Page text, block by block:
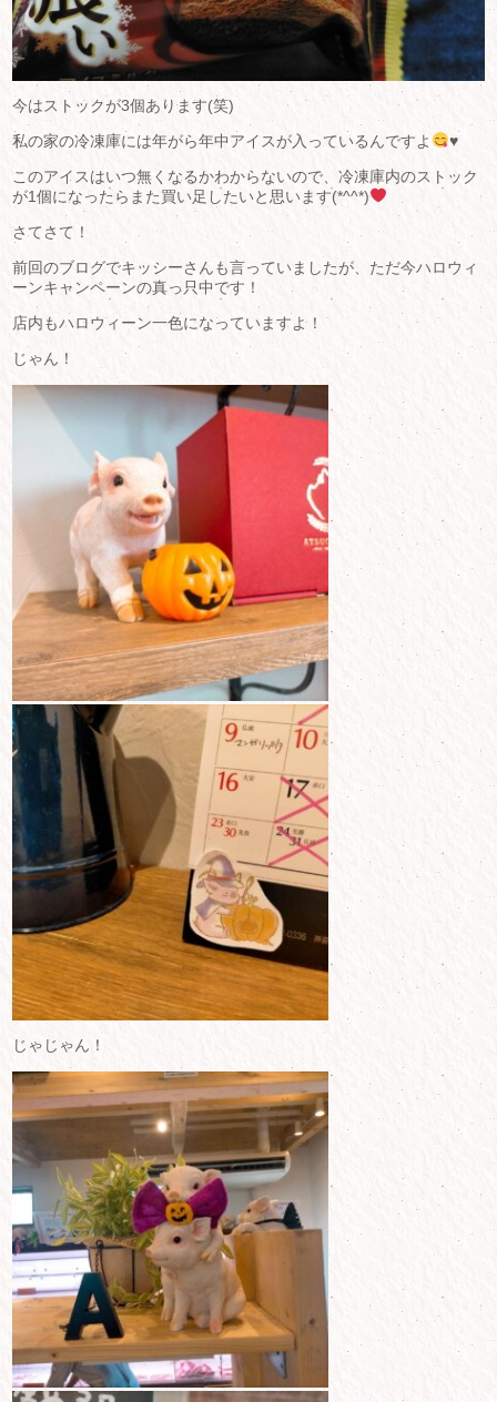
今はストックが3個あります(笑)
私の家の冷凍庫には年がら年中アイスが入っているんですよ
♥
このアイスはいつ無くなるかわからないので、冷凍庫内のストック
が1個になったらまた買い足したいと思います(*^^*)
さてさて！
前回のブログでキッシーさんも言っていましたが、ただ今ハロウィ
ーンキャンペーンの真っ只中です！
店内もハロウィーン一色になっていますよ！
じゃん！
じゃじゃん！